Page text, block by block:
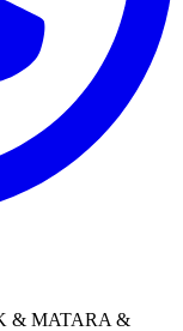
& MATARA &